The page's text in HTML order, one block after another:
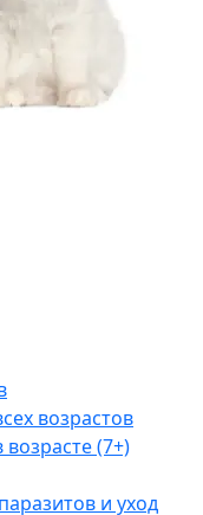
возрастов
(7+)
и уход